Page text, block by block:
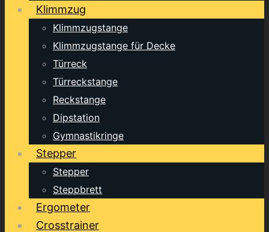
Klimmzug
Klimmzugstange
Klimmzugstange für Decke
Türreck
Türreckstange
Reckstange
Dipstation
Gymnastikringe
Stepper
Stepper
Steppbrett
Ergometer
Crosstrainer